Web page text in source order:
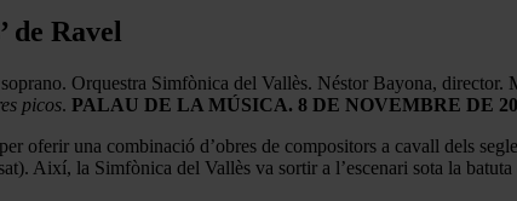
de Ravel
Orquestra Simfònica del Vallès. Néstor Bayona, director.
picos. PALAU DE LA MÚSICA. 8 DE NOVEMBRE DE
oferir una combinació d’obres de compositors a cavall dels
Així, la Simfònica del Vallès va sortir a l’escenari sota la